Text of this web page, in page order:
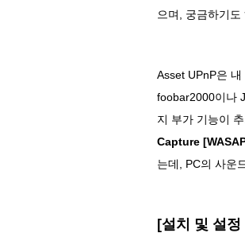
으며, 궁금하기
Asset UPnP은 내
foobar2000이나
지 부가 기능이
Capture
는데, PC의 사운
[설치 및 설정